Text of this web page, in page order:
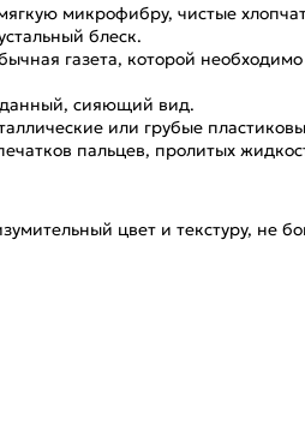
микрофибру, чистые
блеск.
газета, которой
сияющий вид.
или грубые
пальцев, пролитых
цвет и текстуру, не